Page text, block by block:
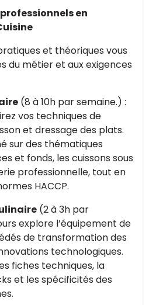
en
et théoriques vous
du métier et aux exigences
(8 à 10h par semaine.) :
vos techniques de
et dressage des plats.
sur des thématiques
et fonds, les cuissons sous
professionnelle, tout en
HACCP.
(2 à 3h par
explore l’équipement de
de transformation des
technologiques.
fiches techniques, la
et les spécificités des